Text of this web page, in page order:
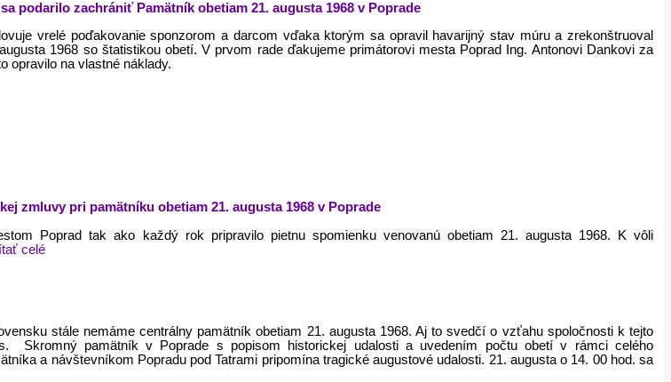
podarilo zachrániť Pamätník obetiam 21. augusta 1968 v Poprade
vrelé poďakovanie sponzorom a darcom vďaka ktorým sa opravil havarijný stav múru a zrekonštruoval
1968 so štatistikou obetí. V prvom rade ďakujeme primátorovi mesta Poprad Ing. Antonovi Dankovi za
opravilo na vlastné náklady.
zmluvy pri pamätníku obetiam 21. augusta 1968 v Poprade
Poprad tak ako každý rok pripravilo pietnu spomienku venovanú obetiam 21. augusta 1968. K vôli
celé
stále nemáme centrálny pamätník obetiam 21. augusta 1968. Aj to svedčí o vzťahu spoločnosti k tejto
Skromný pamätník v Poprade s popisom historickej udalosti a uvedením počtu obetí v rámci celého
a návštevníkom Popradu pod Tatrami pripomína tragické augustové udalosti. 21. augusta o 14. 00 hod. sa